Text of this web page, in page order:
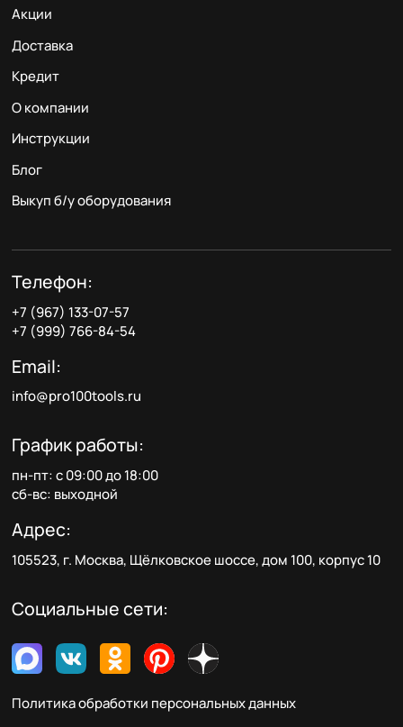
Акции
Доставка
Кредит
О компании
Инструкции
Блог
Выкуп б/у оборудования
Телефон:
+7 (967) 133-07-57
+7 (999) 766-84-54
Email:
info@pro100tools.ru
График работы:
пн-пт: с 09:00 до 18:00
сб-вс: выходной
Адрес:
105523, г. Москва, Щёлковское шоссе, дом 100, корпус 10
Социальные сети:
Политика обработки персональных данных